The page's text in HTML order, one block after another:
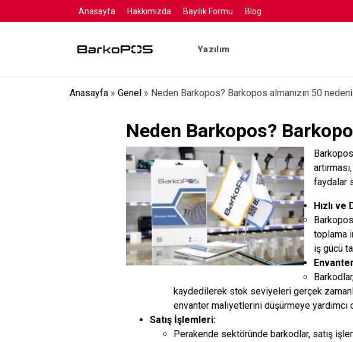
Anasayfa Hakkımızda Bayilik Formu Blog
Yazılım
Anasayfa » Genel » Neden Barkopos? Barkopos almanızın 50
Neden Barkopos?
faydalar
Hızlı
toplama
iş gücü
kaydedilerek stok seviyeleri gerçek
envanter maliyetlerini düşürmeye yardımcı
Satış İşlemleri:
Perakende sektöründe barkodlar, satış